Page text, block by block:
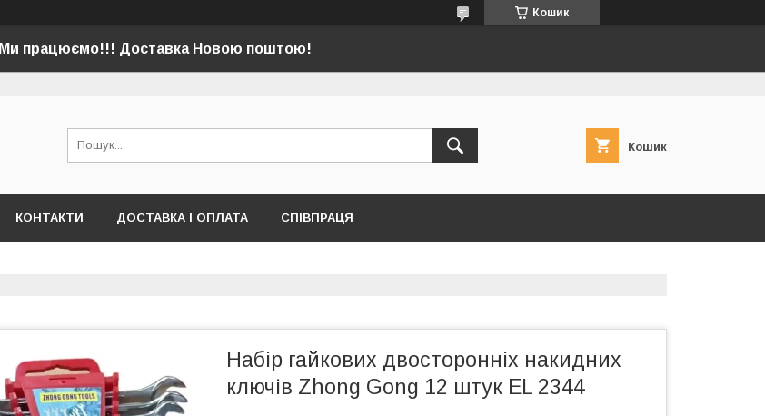
Кошик
Ми працюємо!!! Доставка Новою поштою!
Кошик
КОНТАКТИ ДОСТАВКА І ОПЛАТА СПІВПРАЦЯ
Набір гайкових двосторонніх накидних
ключів Zhong Gong 12 штук EL 2344